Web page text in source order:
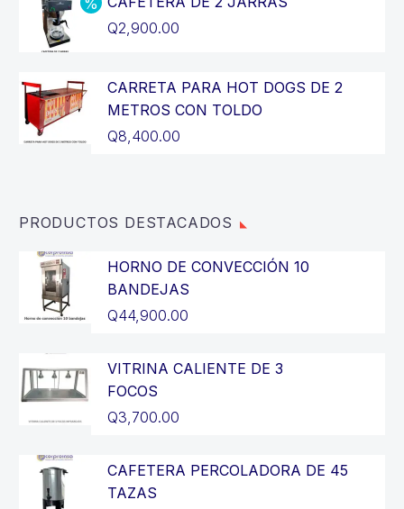
era:
actual
El
original
era:
Q3,200.00.
Q2,900.00
precio
actual
es:
CARRETA PARA HOT DOGS DE 2
METROS CON TOLDO
Q8,400.00
PRODUCTOS DESTACADOS
HORNO DE CONVECCIÓN 10
BANDEJAS
Q44,900.00
VITRINA CALIENTE DE 3
FOCOS
Q3,700.00
CAFETERA PERCOLADORA DE 45
TAZAS